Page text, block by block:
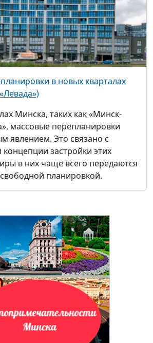
в новых кварталах
Минска, таких как «Минск-
массовые перепланировки
явлением. Это связано с
застройки этих
в них чаще всего передаются
планировкой.